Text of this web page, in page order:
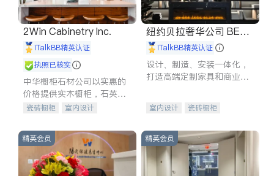
2Win Cabinetry Inc.
iTalkBB精英认证
执照已核实
中华橱柜石材公司以实惠的
价格提供实木橱柜，石英石
台面，多种优质不锈钢水
质厨房，家的选择。
瓷砖橱柜
室内设计
室内装修
纽约贝拉奢华公司 BELL
A LUXE
iTalkBB精英认证
设计、制造、安装一体化，
打造高端定制家具和商业空
室内设计
瓷砖橱柜
售前软装staging
室内装修
精英会员 精英会员